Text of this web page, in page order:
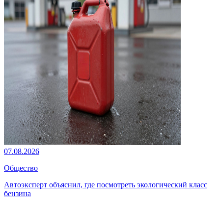
07.08.2026
Общество
Автоэксперт объяснил, где посмотреть экологический класс
бензина